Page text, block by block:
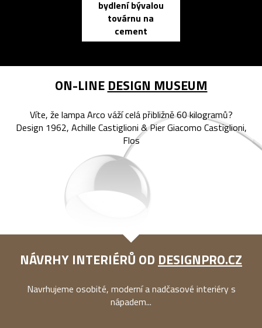
bydlení bývalou
továrnu na
cement
ON-LINE DESIGN MUSEUM
Víte, že lampa Arco váží celá přibližně 60 kilogramů?
Design 1962, Achille Castiglioni & Pier Giacomo Castiglioni,
Flos
NÁVRHY INTERIÉRŮ OD DESIGNPRO.CZ
Navrhujeme osobité, moderní a nadčasové interiéry s
nápadem...